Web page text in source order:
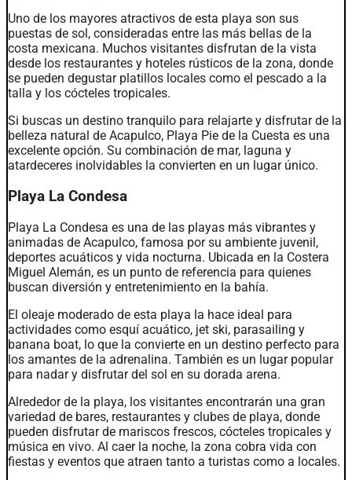
Uno de los mayores atractivos de esta playa son sus
puestas de sol, consideradas entre las más bellas de la
costa mexicana. Muchos visitantes disfrutan de la vista
desde los restaurantes y hoteles rústicos de la zona, donde
se pueden degustar platillos locales como el pescado a la
talla y los cócteles tropicales.
Si buscas un destino tranquilo para relajarte y disfrutar de la
belleza natural de Acapulco, Playa Pie de la Cuesta es una
excelente opción. Su combinación de mar, laguna y
atardeceres inolvidables la convierten en un lugar único.
Playa La Condesa
Playa La Condesa es una de las playas más vibrantes y
animadas de Acapulco, famosa por su ambiente juvenil,
deportes acuáticos y vida nocturna. Ubicada en la Costera
Miguel Alemán, es un punto de referencia para quienes
buscan diversión y entretenimiento en la bahía.
El oleaje moderado de esta playa la hace ideal para
actividades como esquí acuático, jet ski, parasailing y
banana boat, lo que la convierte en un destino perfecto para
los amantes de la adrenalina. También es un lugar popular
para nadar y disfrutar del sol en su dorada arena.
Alrededor de la playa, los visitantes encontrarán una gran
variedad de bares, restaurantes y clubes de playa, donde
pueden disfrutar de mariscos frescos, cócteles tropicales y
música en vivo. Al caer la noche, la zona cobra vida con
fiestas y eventos que atraen tanto a turistas como a locales.